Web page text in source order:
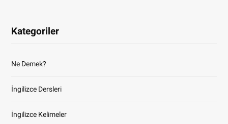
Kategoriler
Ne Demek?
İngilizce Dersleri
İngilizce Kelimeler